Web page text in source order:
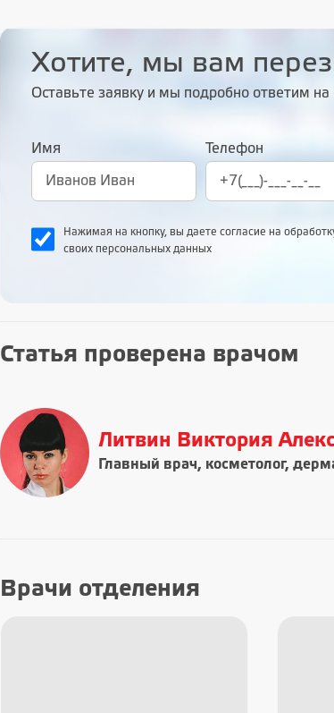
Хотите, мы вам
Оставьте заявку и мы подробно ответим
Имя Телефон
Нажимая на кнопку, вы даете согласие на
своих персональных данных
Статья проверена врачом
Литвин Виктория
Главный врач, косметолог,
Врачи отделения